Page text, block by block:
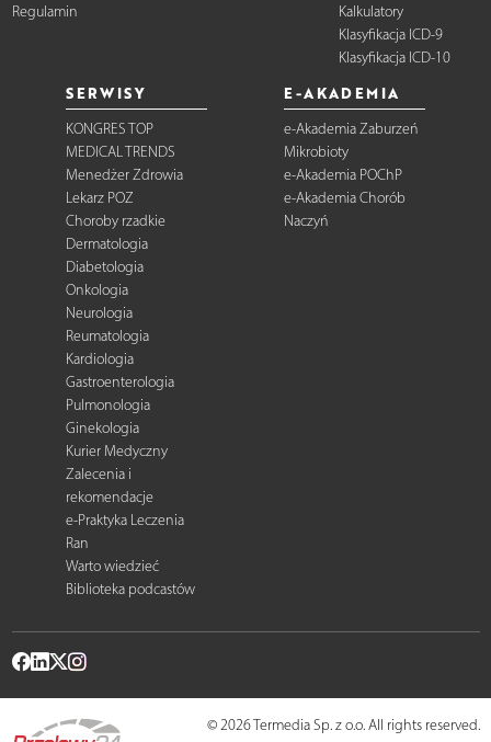
Regulamin
Kalkulatory
Klasyfikacja ICD-9
Klasyfikacja ICD-10
SERWISY
KONGRES TOP
MEDICAL TRENDS
Menedżer Zdrowia
Lekarz POZ
Choroby rzadkie
Dermatologia
Diabetologia
Onkologia
Neurologia
Reumatologia
Kardiologia
Gastroenterologia
Pulmonologia
Ginekologia
Kurier Medyczny
Zalecenia i
rekomendacje
e-Praktyka Leczenia
Ran
Warto wiedzieć
Biblioteka podcastów
E-AKADEMIA
e-Akademia Zaburzeń
Mikrobioty
e-Akademia POChP
e-Akademia Chorób
Naczyń
© 2026 Termedia Sp. z o.o. All rights reserved.